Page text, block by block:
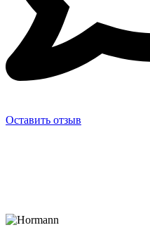
Оставить отзыв